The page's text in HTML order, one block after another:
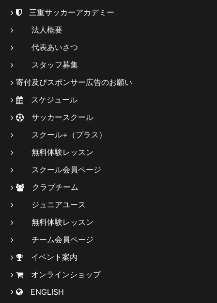
三重サッカーアカデミー
法人概要
代表あいさつ
スタッフ募集
寄付及びスポンサー広告のお願い
スケジュール
サッカースクール
スクール+（プラス）
無料体験レッスン
スクール会員ページ
クラブチーム
ジュニアユース
無料体験レッスン
チーム会員ページ
イベント案内
オンラインショップ
ENGLISH